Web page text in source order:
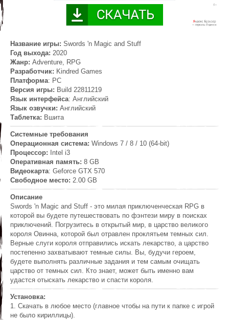
Название игры: Swords 'n Magic and Stuff
Год выхода: 2020
Жанр: Adventure, RPG
Разработчик: Kindred Games
Платформа: PC
Версия игры: Build 22811219
Язык интерфейса: Английский
Язык озвучки: Английский
Таблетка: Вшита
Системные требования
Операционная система: Windows 7 / 8 / 10 (64-bit)
Процессор:
Intel i3
Оперативная память: 8 GB
Видеокарта: Geforce GTX 570
Свободное место: 2.00 GB
Описание
Swords 'n Magic and Stuff - это милая приключенческая RPG в
которой вы будете путешествовать по фэнтези миру в поисках
приключений. Погрузитесь в открытый мир, в царство великого
короля Овинна, которой был отравлен проклятьем темных сил.
Верные слуги короля отправились искать лекарство, а царство
постепенно захватывают темные силы. Вы, будучи героем,
будете выполнять различные задания и тем самым очищать
царство от темных сил. Кто знает, может быть именно вам
удастся отыскать лекарство и спасти короля.
Установка:
1. Скачать в любое место (главное чтобы на пути к папке с игрой
не было кириллицы).